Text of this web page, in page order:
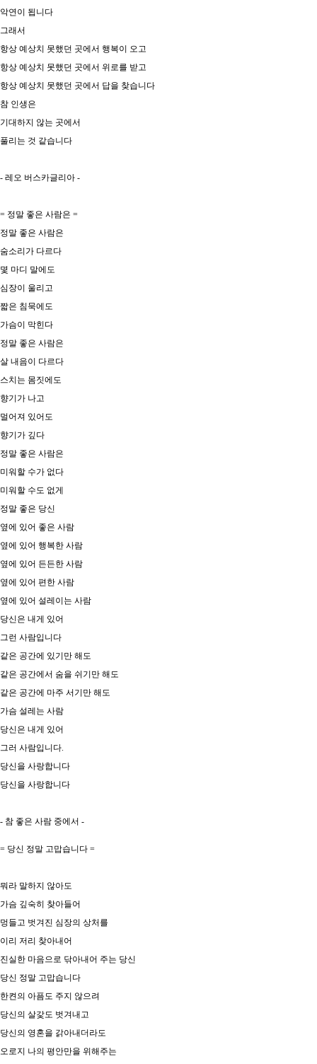
악연이 됩니다
그래서
항상 예상치 못했던 곳에서 행복이 오고
항상 예상치 못했던 곳에서 위로를 받고
항상 예상치 못했던 곳에서 답을 찾습니다
참 인생은
기대하지 않는 곳에서
풀리는 것 같습니다
- 레오 버스카글리아 -
= 정말 좋은 사람은 =
​정말 좋은 사람은
숨소리가 다르다
몇 마디 말에도
심장이 울리고
짧은 침묵에도
가슴이 막힌다
정말 좋은 사람은
살 내음이 다르다
​스치는 몸짓에도
향기가 나고
멀어져 있어도
향기가 깊다
정말 좋은 사람은
미워할 수가 없다
미워할 수도 없게
정말 좋은 당신
옆에 있어 좋은 사람
옆에 있어 행복한 사람
옆에 있어 든든한 사람
옆에 있어 편한 사람
옆에 있어 설레이는 사람
당신은 내게 있어
그런 사람입니다
같은 공간에 있기만 해도
같은 공간에서 숨을 쉬기만 해도
같은 공간에 마주 서기만 해도
가슴 설레는 사람
당신은 내게 있어
그러 사람입니다.
당신을 사랑합니다
당신을 사랑합니다
- 참 좋은 사람 중에서 -
= 당신 정말 고맙습니다 =
뭐라 말하지 않아도
가슴 깊숙히 찾아들어
멍들고 벗겨진 심장의 상처를
이리 저리 찾아내어
진실한 마음으로 닦아내어 주는 당신
당신 정말 고맙습니다
한켠의 아픔도 주지 않으려
당신의 살갗도 벗겨내고
당신의 영혼을 갉아내더라도
오로지 나의 평안만을 위해주는